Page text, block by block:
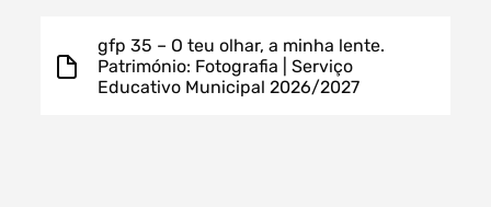
gfp 35 – O teu olhar, a minha lente.
Património: Fotografia | Serviço
Educativo Municipal 2026/2027